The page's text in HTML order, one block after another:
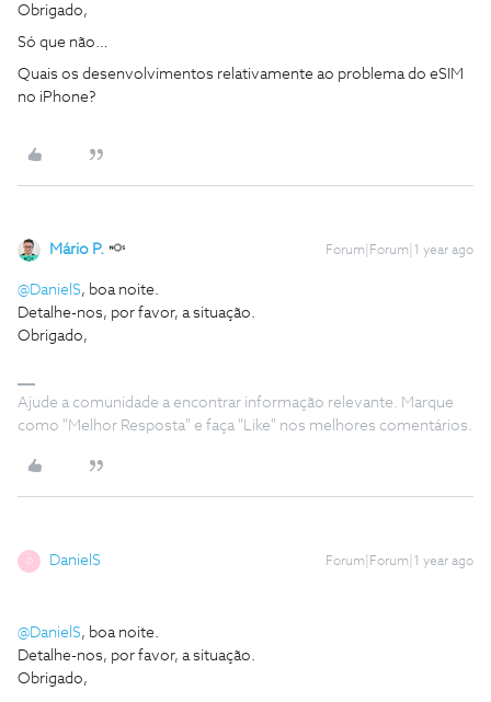
Obrigado,
Só que não…
Quais os desenvolvimentos relativamente ao problema do eSIM
no iPhone?
Mário P. Forum|Forum|1 year ago
@DanielS, boa noite.
Detalhe-nos, por favor, a situação.
Obrigado,
Ajude a comunidade a encontrar informação relevante. Marque
como "Melhor Resposta" e faça "Like" nos melhores comentários.
D DanielS Forum|Forum|1 year ago
@DanielS, boa noite.
Detalhe-nos, por favor, a situação.
Obrigado,